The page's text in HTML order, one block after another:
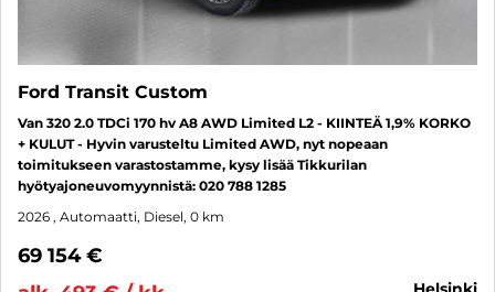
Ford Transit Custom
Van 320 2.0 TDCi 170 hv A8 AWD Limited L2 - KIINTEÄ 1,9% KORKO
+ KULUT - Hyvin varusteltu Limited AWD, nyt nopeaan
toimitukseen varastostamme, kysy lisää Tikkurilan
hyötyajoneuvomyynnistä: 020 788 1285
2026 , Automaatti, Diesel, 0 km
69 154 €